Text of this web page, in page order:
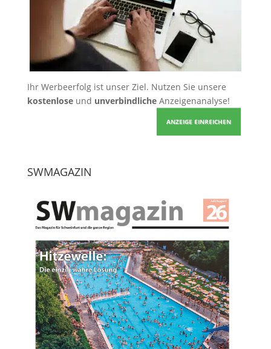
Ihr Werbeerfolg ist unser Ziel. Nutzen Sie unsere
kostenloseund unverbindlicheAnzeigenanalyse!
ANZEIGE EINREICHEN
SWMAGAZIN